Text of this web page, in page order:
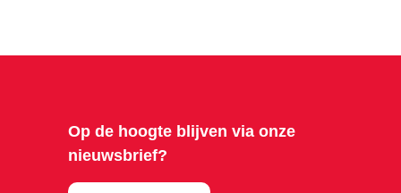
Op de hoogte blijven via onze
nieuwsbrief?